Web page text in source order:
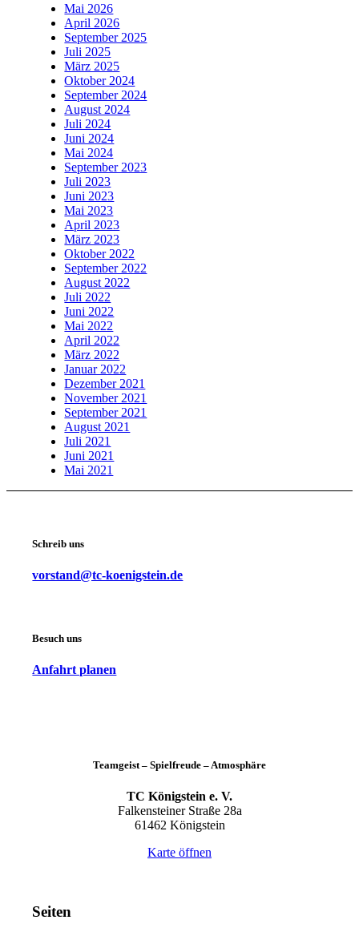
Mai 2026
April 2026
September 2025
Juli 2025
März 2025
Oktober 2024
September 2024
August 2024
Juli 2024
Juni 2024
Mai 2024
September 2023
Juli 2023
Juni 2023
Mai 2023
April 2023
März 2023
Oktober 2022
September 2022
August 2022
Juli 2022
Juni 2022
Mai 2022
April 2022
März 2022
Januar 2022
Dezember 2021
November 2021
September 2021
August 2021
Juli 2021
Juni 2021
Mai 2021
Schreib uns
vorstand@tc-koenigstein.de
Besuch uns
Anfahrt planen
Teamgeist – Spielfreude – Atmosphäre
TC Königstein e. V.
Falkensteiner Straße 28a
61462 Königstein
Karte öffnen
Seiten